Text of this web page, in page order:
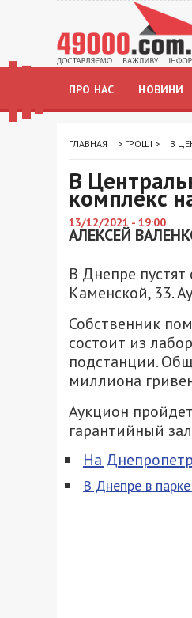
ПРО НАС НОВИНИ
ГЛАВНАЯ > ГРОШІ > В
В
комплекс
13/12/2021 - 19:00
АЛЕКСЕЙ
В Днепре
Каменской, 33.
Собственник
состоит из
подстанции.
миллиона
Аукцион
гарантийный
На
В Днепре в